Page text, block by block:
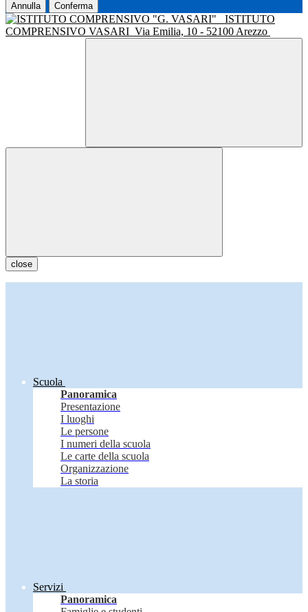
Annulla Conferma
ISTITUTO
COMPRENSIVO VASARI Via Emilia, 10 - 52100 Arezzo
close
Scuola
Panoramica
Presentazione
I luoghi
Le persone
I numeri della scuola
Le carte della scuola
Organizzazione
La storia
Servizi
Panoramica